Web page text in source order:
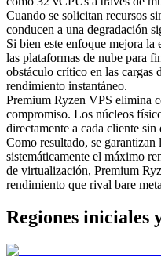
Cuando se solicitan recursos
conducen a una degradación
Si bien este enfoque mejora la
las plataformas de nube para
obstáculo crítico en las cargas
rendimiento instantáneo.
Premium Ryzen VPS elimina
compromiso. Los núcleos
directamente a cada cliente
Como resultado, se garantizan
sistemáticamente el máximo
de virtualización, Premium
rendimiento que rival bare
Regiones iniciales